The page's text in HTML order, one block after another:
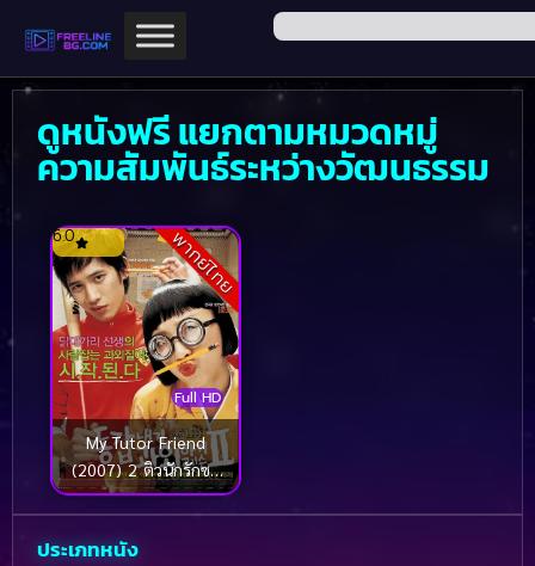
ดูหนังฟรี แยกตามหมวดหมู่
ความสัมพันธ์ระหว่างวัฒนธรรม
พากย์ไทย
Full HD
6.0
My Tutor Friend
(2007) 2 ติวนักรักซะ
เลย 2
ประเภทหนัง